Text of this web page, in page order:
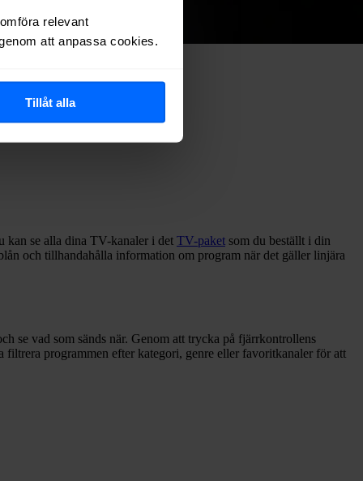
relevant
att anpassa cookies.
Tillåt alla
kan se alla dina TV-kanaler i det TV-paket som du beställt i din
och tillhandahålla information om program när det gäller linjära
se vad som sänds när. Genom att trycka på fjärrkontrollens
filtrera programmen efter kategori, genre eller favoritkanaler för att